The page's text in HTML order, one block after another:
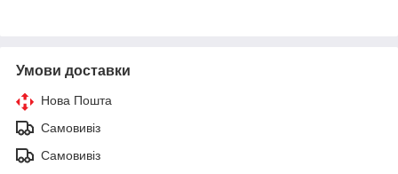
Умови доставки
Нова Пошта
Самовивіз
Самовивіз